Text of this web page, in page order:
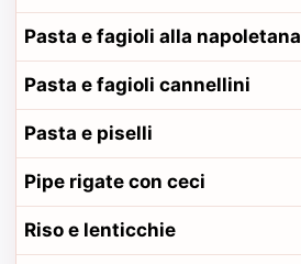
Pasta e fagioli alla napoletana
Pasta e fagioli cannellini
Pasta e piselli
Pipe rigate con ceci
Riso e lenticchie